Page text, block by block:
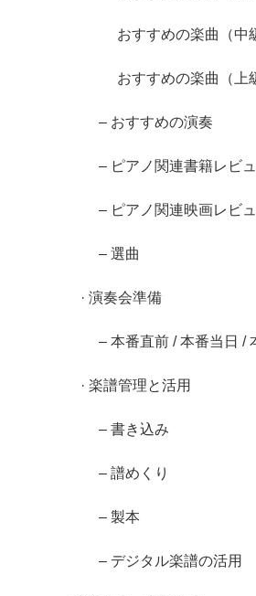
おすすめの楽曲（中
おすすめの楽曲（上
– おすすめの演奏
– ピアノ関連書籍レビ
– ピアノ関連映画レビ
– 選曲
· 演奏会準備
– 本番直前 / 本番当日 /
· 楽譜管理と活用
– 書き込み
– 譜めくり
– 製本
– デジタル楽譜の活用